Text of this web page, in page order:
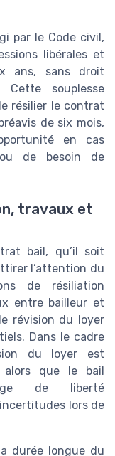
par le Code civil,
libérales et
ans, sans droit
Cette souplesse
résilier le contrat
de six mois,
en cas
ou de besoin de
travaux et
bail, qu’il soit
l’attention du
de résiliation
entre bailleur et
révision du loyer
Dans le cadre
du loyer est
alors que le bail
de liberté
lors de
durée longue du